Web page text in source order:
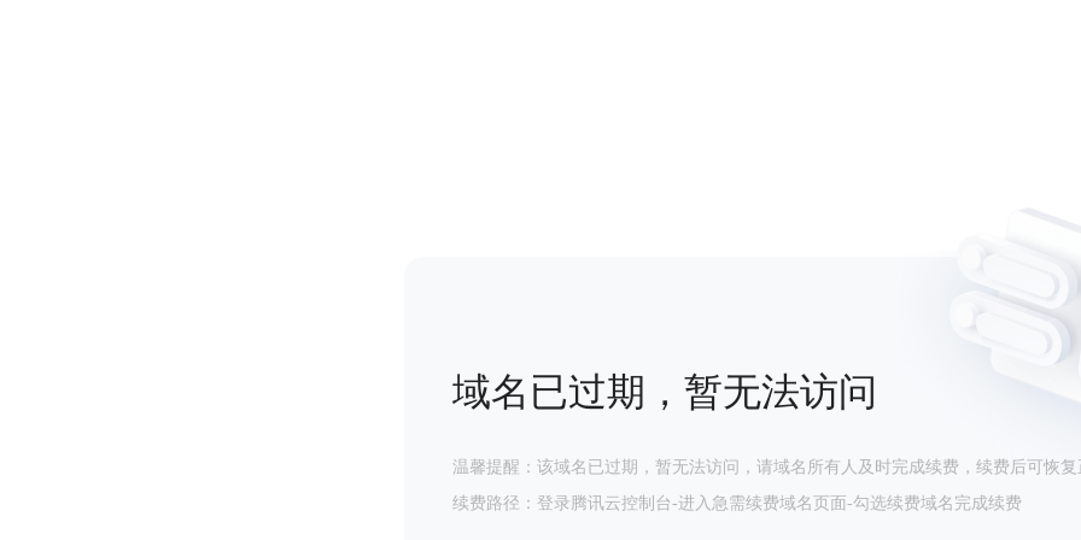
域名已过期，暂无法访问
温馨提醒：该域名已过期，暂无法访问，请域名所有人及时完成续费，续费后可恢复
续费路径：登录腾讯云控制台-进入急需续费域名页面-勾选续费域名完成续费